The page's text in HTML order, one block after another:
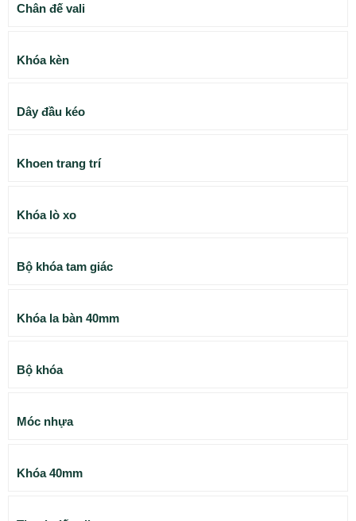
Chân đế vali
Khóa kèn
Dây đầu kéo
Khoen trang trí
Khóa lò xo
Bộ khóa tam giác
Khóa la bàn 40mm
Bộ khóa
Móc nhựa
Khóa 40mm